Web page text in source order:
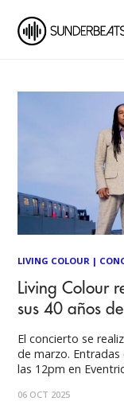
LIVING COLOUR |
Living Colour
sus 40 años
El concierto se
de marzo.
las 12pm en
cuatro décadas de
06 OCT 2025